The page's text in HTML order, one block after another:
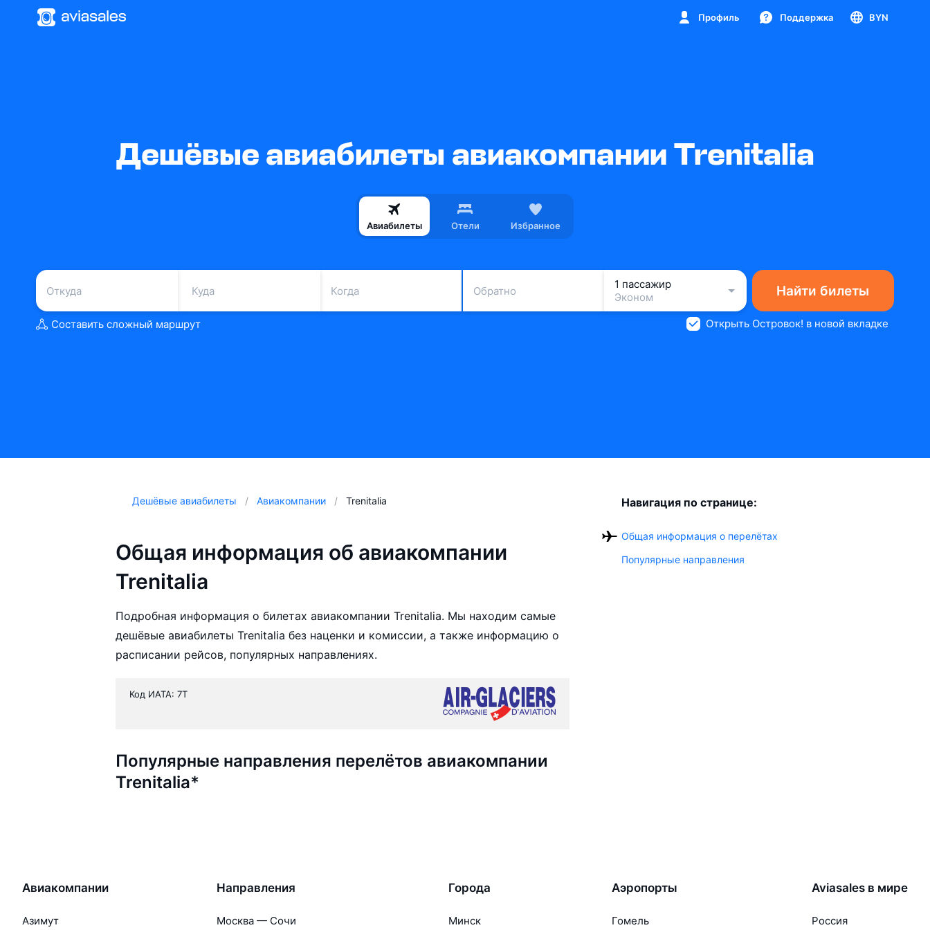
Профиль Поддержка BYN
Дешёвые авиабилеты авиакомпании Trenitalia
Авиабилеты Отели Избранное
Когда Обратно
1 пассажир
Эконом
Найти билеты
Составить сложный маршрут Открыть Островок! в новой вкладке
Дешёвые авиабилеты Авиакомпании Trenitalia
Общая информация об авиакомпании
Trenitalia
Подробная информация о билетах авиакомпании Trenitalia. Мы находим самые
дешёвые авиабилеты Trenitalia без наценки и комиссии, а также информацию о
расписании рейсов, популярных направлениях.
Код ИАТА: 7T
Популярные направления перелётов авиакомпании
Trenitalia*
Навигация по странице:
Общая информация о перелётах
Популярные направления
Авиакомпании
Азимут
Направления
Москва — Сочи
Города
Минск
Аэропорты
Гомель
Aviasales в мире
Россия